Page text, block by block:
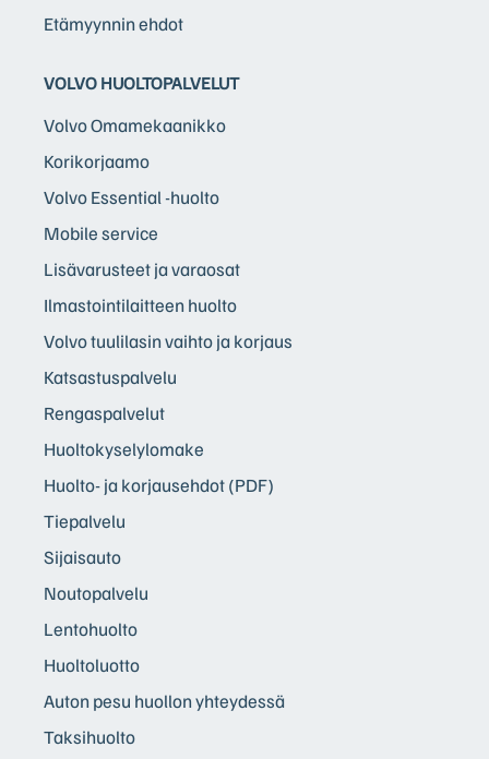
Etämyynnin ehdot
VOLVO HUOLTOPALVELUT
Volvo Omamekaanikko
Korikorjaamo
Volvo Essential -huolto
Mobile service
Lisävarusteet ja varaosat
Ilmastointilaitteen huolto
Volvo tuulilasin vaihto ja korjaus
Katsastuspalvelu
Rengaspalvelut
Huoltokyselylomake
Huolto- ja korjausehdot (PDF)
Tiepalvelu
Sijaisauto
Noutopalvelu
Lentohuolto
Huoltoluotto
Auton pesu huollon yhteydessä
Taksihuolto